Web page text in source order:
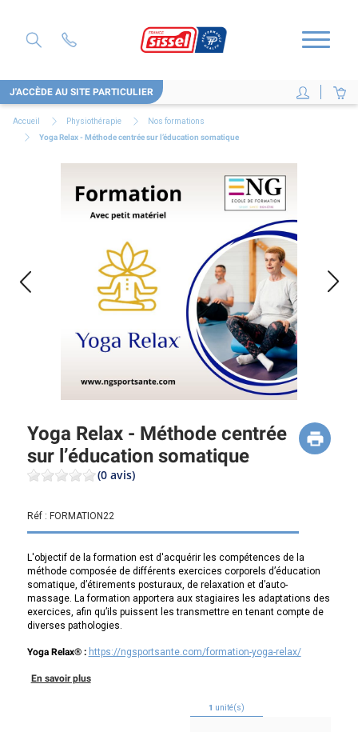
J'ACCÈDE AU SITE PARTICULIER
Accueil Physiothérapie
Nos formations
Yoga Relax - Méthode centrée sur l’éducation somatique
Yoga Relax - Méthode centrée
sur l’éducation somatique
(0 avis)
Réf : FORMATION22
L'objectif de la formation est d'acquérir les compétences de la
méthode composée de différents exercices corporels d’éducation
somatique, d’étirements posturaux, de relaxation et d’auto-
massage. La formation apportera aux stagiaires les adaptations des
exercices, afin qu’ils puissent les transmettre en tenant compte de
diverses pathologies.
Yoga Relax® : https://ngsportsante.com/formation-yoga-relax/
En savoir plus
1 unité(s)